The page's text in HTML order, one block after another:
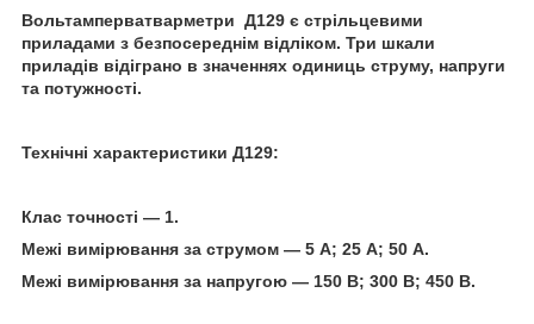
Вольтамперватварметри Д129 є стрільцевими
приладами з безпосереднім відліком. Три шкали
приладів відіграно в значеннях одиниць струму, напруги
та потужності.
Технічні характеристики Д129:
Клас точності — 1.
Межі вимірювання за струмом — 5 А; 25 А; 50 А.
Межі вимірювання за напругою — 150 В; 300 В; 450 В.